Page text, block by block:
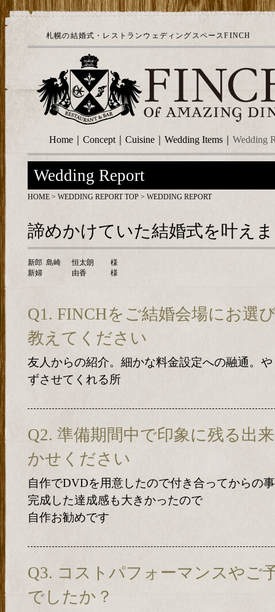
札幌の結婚式・レストランウェディングスペースFINCH
Home Concept Cuisine Wedding Items Wedding
Wedding Report
HOME > WEDDING REPORT TOP > WEDDING REPORT
諦めかけていた結婚式を叶え
新郎 島崎 恒太朗
様
新婦
由香 様
Q1. FINCHをご結婚会場にお選
教えてください
友人からの紹介。細かな料金設定への融通。
ずさせてくれる所
Q2. 準備期間中で印象に残る出
かせください
自作でDVDを用意したので付き合ってからの
完成した達成感も大きかったので
自作お勧めです
Q3. コストパフォーマンスやご
でしたか？